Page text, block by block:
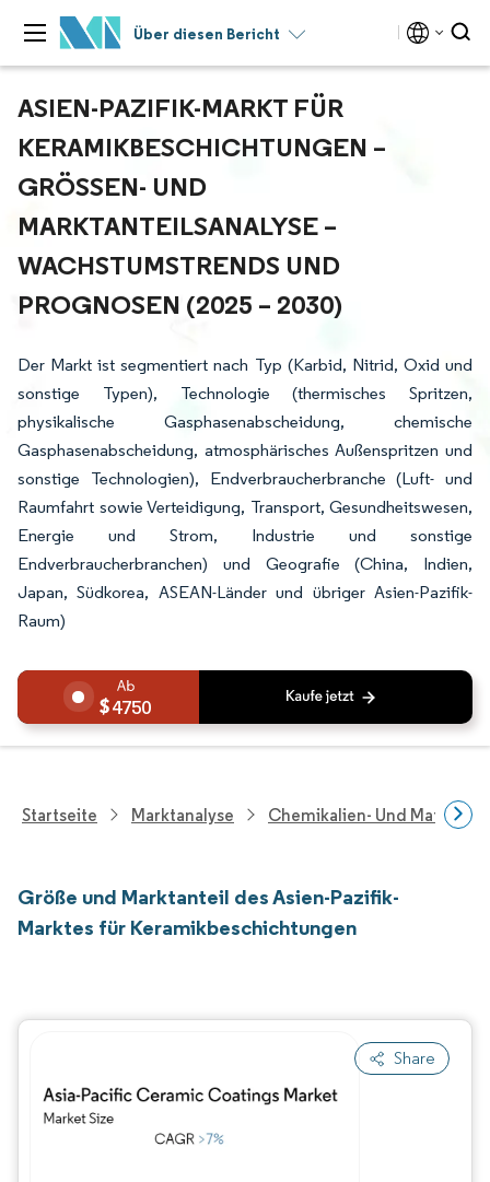
Über diesen Bericht
ASIEN-PAZIFIK-MARKT FÜR
KERAMIKBESCHICHTUNGEN –
GRÖSSEN- UND M
ARKTANTEILSANALYSE – W
ACHSTUMSTRENDS UND P
ROGNOSEN (2025 – 2030)
Der Markt ist segmentiert nach Typ (Karbid, Nitrid, Oxid und
sonstige Typen), Technologie (thermisches Spritzen,
physikalische Gasphasenabscheidung, chemische
Gasphasenabscheidung, atmosphärisches Außenspritzen und
sonstige Technologien), Endverbraucherbranche (Luft- und
Raumfahrt sowie Verteidigung, Transport, Gesundheitswesen,
Energie und Strom, Industrie und sonstige
Endverbraucherbranchen) und Geografie (China, Indien,
Japan, Südkorea, ASEAN-Länder und übriger Asien-Pazifik-
Raum)
4750
Startseite Marktanalyse Chemikalien- Und
Größe und Marktanteil des Asien-Pazifik-
Marktes für Keramikbeschichtungen
Share